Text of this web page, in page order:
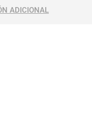
ADICIONAL